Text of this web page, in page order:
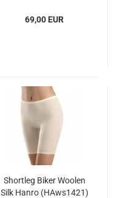
69,00 EUR
Shortleg Biker Woolen
Silk Hanro (HAws1421)